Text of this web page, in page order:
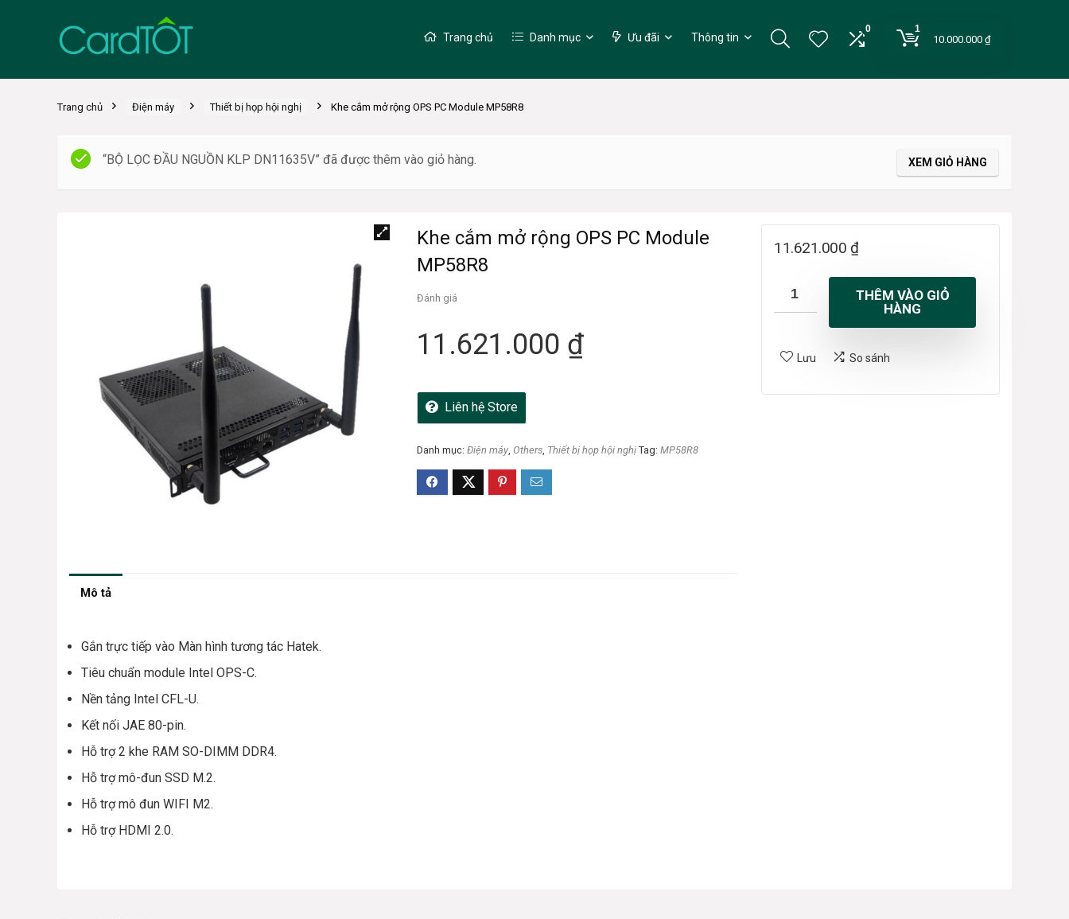
Trang chủ Danh mục Ưu đãi Thông tin
0 1
10.000.000 ₫
Trang chủ Điện máy Thiết bị họp hội nghị Khe cắm mở rộng OPS PC Module MP58R8
XEM GIỎ HÀNG
“BỘ LỌC ĐẦU NGUỒN KLP DN11635V” đã được thêm vào giỏ hàng.
Khe cắm mở rộng OPS PC Module
MP58R8
Đánh giá
11.621.000 ₫
Liên hệ Store
Danh mục: Điện máy, Others, Thiết bị họp hội nghị Tag: MP58R8
Mô tả
Gắn trực tiếp vào Màn hình tương tác Hatek.
Tiêu chuẩn module Intel OPS-C.
Nền tảng Intel CFL-U.
Kết nối JAE 80-pin.
Hỗ trợ 2 khe RAM SO-DIMM DDR4.
Hỗ trợ mô-đun SSD M.2.
Hỗ trợ mô đun WIFI M2.
Hỗ trợ HDMI 2.0.
11.621.000 ₫
THÊM VÀO GIỎ
HÀNG
Lưu So sánh